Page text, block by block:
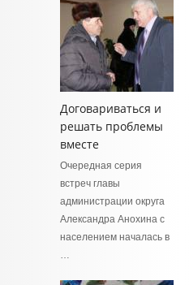
Договариваться и
решать проблемы
вместе
Очередная серия
встреч главы
администрации округа
Александра Анохина с
населением началась в